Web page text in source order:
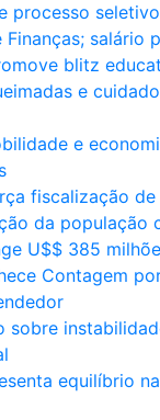
processo
salário
blitz
e
e
fiscalização
da população
U$$ 385
Contagem
sobre
equilíbrio